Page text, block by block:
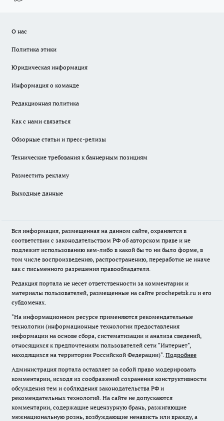
О нас
Политика этики
Юридическая информация
Информация о команде
Редакционная политика
Как с нами связаться
Обзорные статьи и пресс-релизы
Технические требования к баннерным позициям
Разместить рекламу
Выходные данные
Вся информация, размещенная на данном сайте, охраняется в
соответствии с законодательством РФ об авторском праве и не
подлежит использованию кем-либо в какой бы то ни было форме, в
том числе воспроизведению, распространению, переработке не иначе
как с письменного разрешения правообладателя.
Редакция портала не несет ответственности за комментарии и
материалы пользователей, размещенные на сайте prochepetsk.ru и его
субдоменах.
"На информационном ресурсе применяются рекомендательные
технологии (информационные технологии предоставления
информации на основе сбора, систематизации и анализа сведений,
относящихся к предпочтениям пользователей сети "Интернет",
находящихся на территории Российской Федерации)". Подробнее
Администрация портала оставляет за собой право модерировать
комментарии, исходя из соображений сохранения конструктивности
обсуждения тем и соблюдения законодательства РФ и
рекомендательных технологий. На сайте не допускаются
комментарии, содержащие нецензурную брань, разжигающие
межнациональную рознь, возбуждающие ненависть или вражду, а